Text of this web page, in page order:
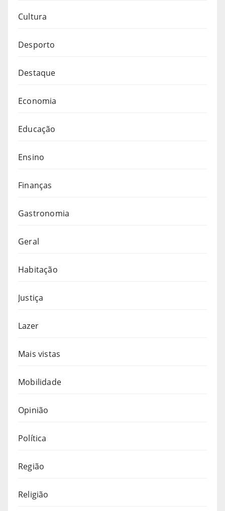
Cultura
Desporto
Destaque
Economia
Educação
Ensino
Finanças
Gastronomia
Geral
Habitação
Justiça
Lazer
Mais vistas
Mobilidade
Opinião
Política
Região
Religião